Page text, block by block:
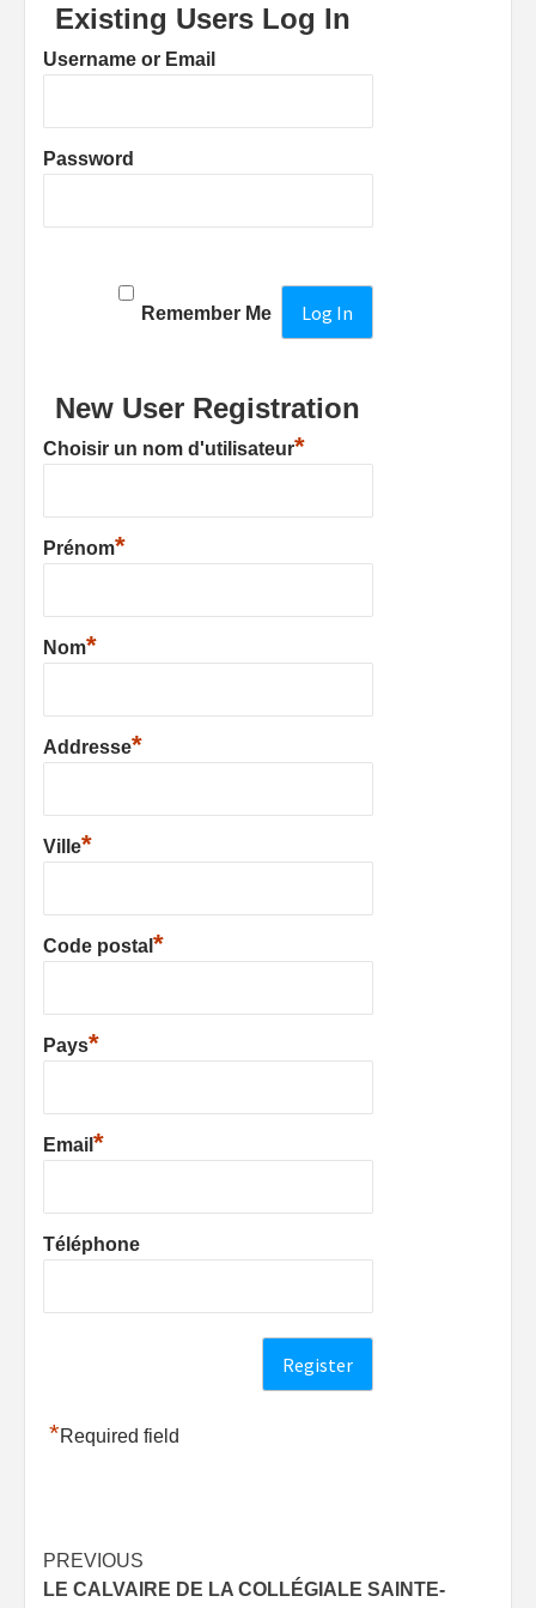
Existing Users Log In
Username or Email
Password
Remember Me
New User Registration
Choisir un nom d'utilisateur*
Prénom*
Nom*
Addresse*
Ville*
Code postal *
Pays*
Email *
Téléphone
*Required field
Post
PREVIOUS
LE CALVAIRE DE LA COLLÉGIALE SAINTE-